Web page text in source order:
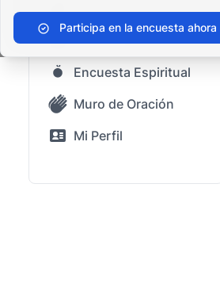
Participa en la encuesta ahora
Preguntas Populares
Biblia Sagrada
Encuesta Espiritual
Muro de Oración
Mi Perfil